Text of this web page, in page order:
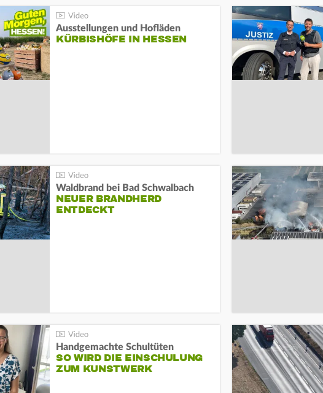
Ausstellungen und Hofläden
KÜRBISHÖFE IN HESSEN
Waldbrand bei Bad Schwalbach
NEUER BRANDHERD
ENTDECKT
Handgemachte Schultüten
SO WIRD DIE EINSCHULUNG
ZUM KUNSTWERK